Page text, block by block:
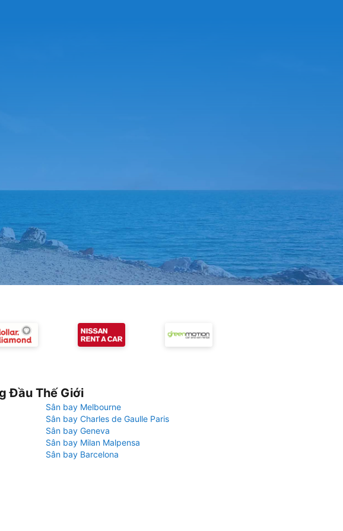
Đầu Thế Giới
Sân bay Melbourne
Sân bay Charles de Gaulle Paris
Sân bay Geneva
Sân bay Milan Malpensa
Sân bay Barcelona